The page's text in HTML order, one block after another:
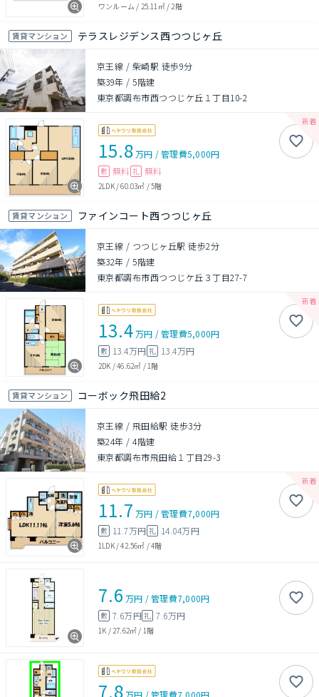
ワンルーム / 25.11㎡/2階
賃貸マンション テラスレジデンス西つつじヶ丘
京王線 / 柴崎駅 徒歩9分
築39年 /5階建
東京都調布市西つつじケ丘１丁目10-2
15.8万円 /管理費5,000円
敷 無料 礼 無料
2LDK/60.03㎡ /5階
賃貸マンション ファインコート西つつじヶ丘
京王線 / つつじヶ丘駅 徒歩2分
築32年 /5階建
東京都調布市西つつじケ丘３丁目27-7
13.4万円 /管理費5,000円
敷 13.4万円 礼 13.4万円
2DK /46.62㎡ /1階
賃貸マンション コーボック飛田給2
京王線 / 飛田給駅 徒歩3分
築24年 /4階建
東京都調布市飛田給１丁目29-3
11.7 万円 /管理費7,000円
敷 11.7万円 礼 14.04万円
1LDK/42.56㎡ /4階
7.6 万円 /管理費7,000円
敷 7.6万円礼 7.6万円
1K / 27.62㎡ / 1階
7.8万円 /管理費7,000円